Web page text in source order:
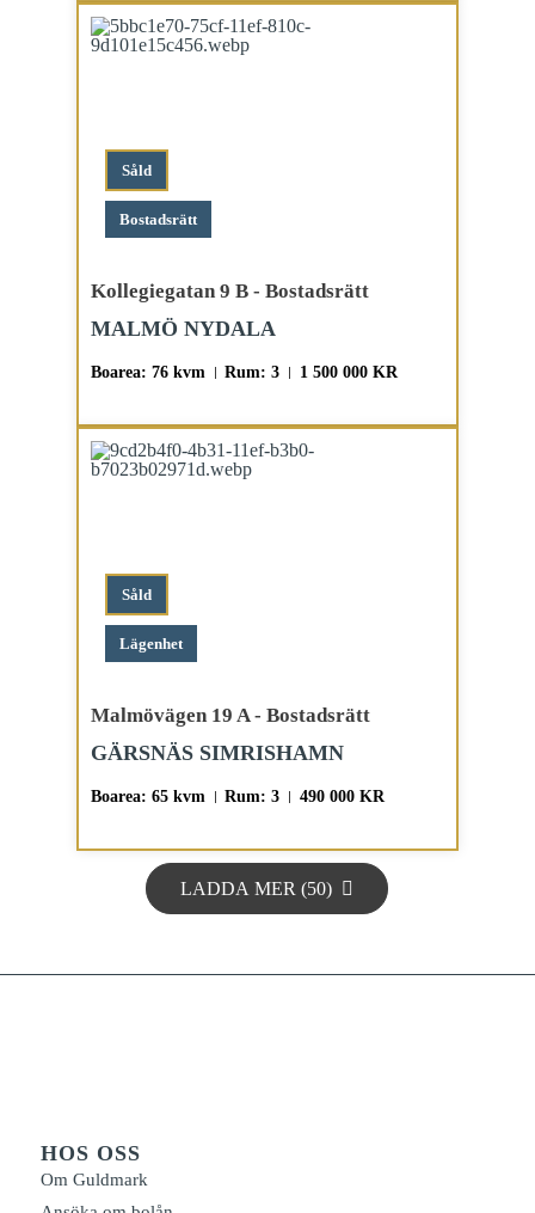
Såld
Bostadsrätt
Kollegiegatan 9 B - Bostadsrätt
MALMÖ NYDALA
Boarea: 76 kvm Rum: 3 1 500 000 KR
Såld
Lägenhet
Malmövägen 19 A - Bostadsrätt
GÄRSNÄS SIMRISHAMN
Boarea: 65 kvm Rum: 3 490 000 KR
LADDA MER (50)
HOS OSS
Om Guldmark